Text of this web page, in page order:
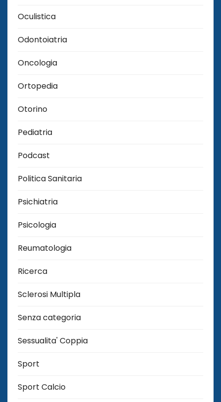
Oculistica
Odontoiatria
Oncologia
Ortopedia
Otorino
Pediatria
Podcast
Politica Sanitaria
Psichiatria
Psicologia
Reumatologia
Ricerca
Sclerosi Multipla
Senza categoria
Sessualita' Coppia
Sport
Sport Calcio